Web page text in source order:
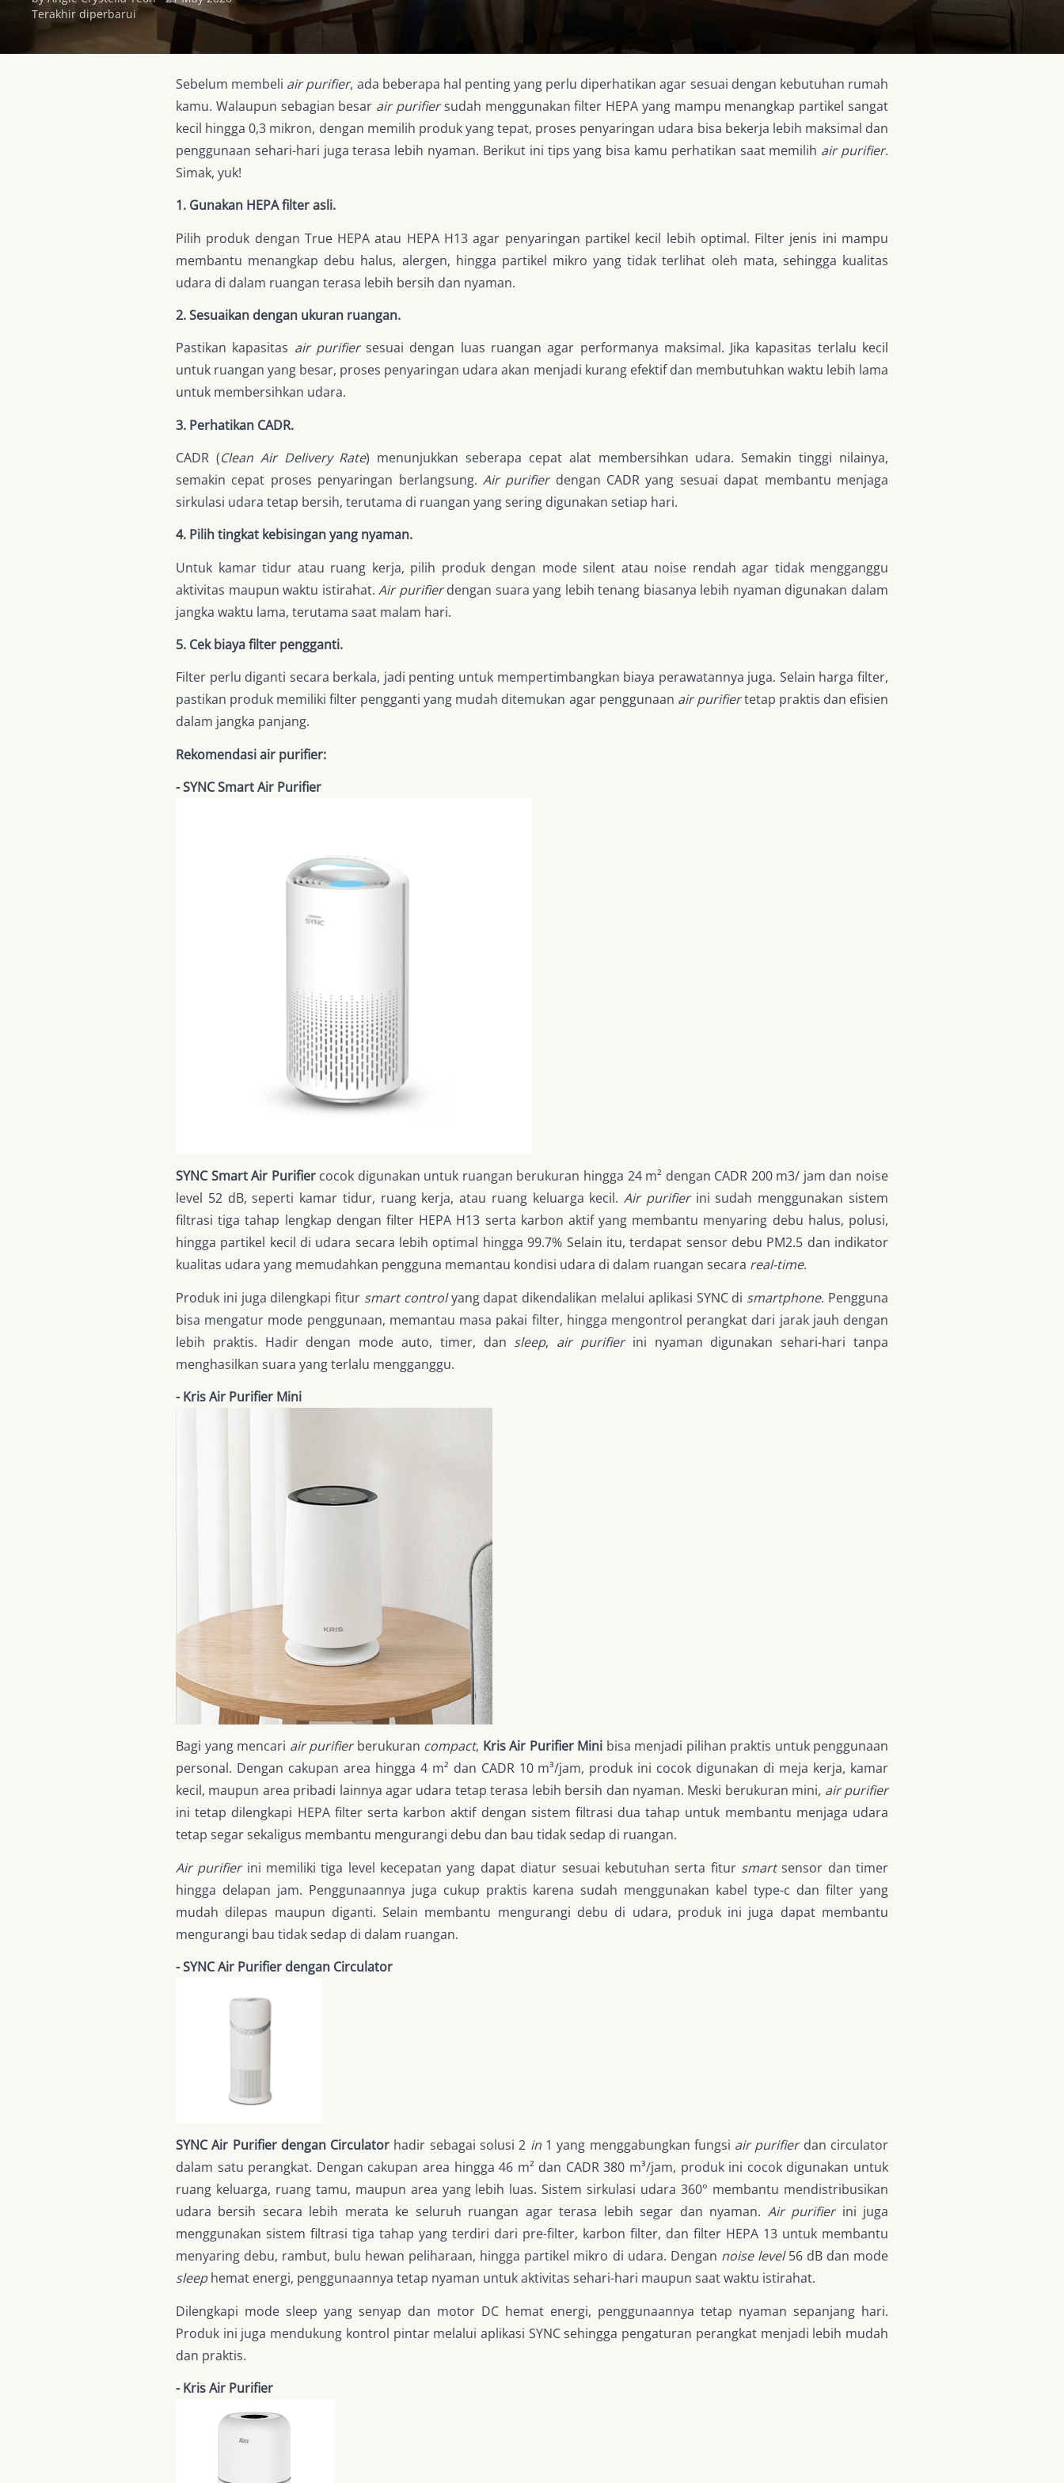
Terakhir diperbarui
Sebelum membeli air purifier, ada beberapa hal penting yang perlu diperhatikan agar sesuai dengan kebutuhan rumah
kamu. Walaupun sebagian besar air purifiersudah menggunakan filter HEPA yang mampu menangkap partikel sangat
kecil hingga 0,3 mikron, dengan memilih produk yang tepat, proses penyaringan udara bisa bekerja lebih maksimal dan
penggunaan sehari-hari juga terasa lebih nyaman. Berikut ini tips yang bisa kamu perhatikan saat memilih air purifier.
Simak, yuk!
1. Gunakan HEPA filter asli.
Pilih produk dengan True HEPA atau HEPA H13 agar penyaringan partikel kecil lebih optimal. Filter jenis ini mampu
membantu menangkap debu halus, alergen, hingga partikel mikro yang tidak terlihat oleh mata, sehingga kualitas
udara di dalam ruangan terasa lebih bersih dan nyaman.
2. Sesuaikan dengan ukuran ruangan.
Pastikan kapasitas air purifiersesuai dengan luas ruangan agar performanya maksimal. Jika kapasitas terlalu kecil
untuk ruangan yang besar, proses penyaringan udara akan menjadi kurang efektif dan membutuhkan waktu lebih lama
untuk membersihkan udara.
3. Perhatikan CADR.
CADR (Clean Air Delivery Rate) menunjukkan seberapa cepat alat membersihkan udara. Semakin tinggi nilainya,
semakin cepat proses penyaringan berlangsung. Air purifierdengan CADR yang sesuai dapat membantu menjaga
sirkulasi udara tetap bersih, terutama di ruangan yang sering digunakan setiap hari.
4. Pilih tingkat kebisingan yang nyaman.
Untuk kamar tidur atau ruang kerja, pilih produk dengan mode silent atau noise rendah agar tidak mengganggu
aktivitas maupun waktu istirahat.Air purifierdengan suara yang lebih tenang biasanya lebih nyaman digunakan dalam
jangka waktu lama, terutama saat malam hari.
5. Cek biaya filter pengganti.
Filter perlu diganti secara berkala, jadi penting untuk mempertimbangkan biaya perawatannya juga. Selain harga filter,
pastikan produk memiliki filter pengganti yang mudah ditemukan agar penggunaan air purifiertetap praktis dan efisien
dalam jangka panjang.
Rekomendasi air purifier:
- SYNC Smart Air Purifier
SYNC Smart Air Purifiercocok digunakan untuk ruangan berukuran hingga 24 m² dengan CADR 200 m3/ jam dan noise
level 52 dB, seperti kamar tidur, ruang kerja, atau ruang keluarga kecil.Air purifierini sudah menggunakan sistem
filtrasi tiga tahap lengkap dengan filter HEPA H13 serta karbon aktif yang membantu menyaring debu halus, polusi,
hingga partikel kecil di udara secara lebih optimal hingga 99.7% Selain itu, terdapat sensor debu PM2.5 dan indikator
kualitas udara yang memudahkan pengguna memantau kondisi udara di dalam ruangan secara real-time.
Produk ini juga dilengkapi fitur smart controlyang dapat dikendalikan melalui aplikasi SYNC di smartphone. Pengguna
bisa mengatur mode penggunaan, memantau masa pakai filter, hingga mengontrol perangkat dari jarak jauh dengan
lebih praktis. Hadir dengan mode auto, timer, dan sleep, air purifierini nyaman digunakan sehari-hari tanpa
menghasilkan suara yang terlalu mengganggu.
- Kris Air Purifier Mini
Bagi yang mencari air purifierberukuran compact, Kris Air Purifier Mini bisa menjadi pilihan praktis untuk penggunaan
personal. Dengan cakupan area hingga 4 m² dan CADR 10 m³/jam, produk ini cocok digunakan di meja kerja, kamar
kecil, maupun area pribadi lainnya agar udara tetap terasa lebih bersih dan nyaman. Meski berukuran mini, air purifier
ini tetap dilengkapi HEPA filter serta karbon aktif dengan sistem filtrasi dua tahap untuk membantu menjaga udara
tetap segar sekaligus membantu mengurangi debu dan bau tidak sedap di ruangan.
Air purifierini memiliki tiga level kecepatan yang dapat diatur sesuai kebutuhan serta fitur smartsensor dan timer
hingga delapan jam. Penggunaannya juga cukup praktis karena sudah menggunakan kabel type-c dan filter yang
mudah dilepas maupun diganti. Selain membantu mengurangi debu di udara, produk ini juga dapat membantu
mengurangi bau tidak sedap di dalam ruangan.
- SYNC Air Purifier dengan Circulator
SYNC Air Purifier dengan Circulator hadir sebagai solusi 2 in 1 yang menggabungkan fungsi air purifierdan circulator
dalam satu perangkat. Dengan cakupan area hingga 46 m² dan CADR 380 m³/jam, produk ini cocok digunakan untuk
ruang keluarga, ruang tamu, maupun area yang lebih luas. Sistem sirkulasi udara 360° membantu mendistribusikan
udara bersih secara lebih merata ke seluruh ruangan agar terasa lebih segar dan nyaman. Air purifier ini juga
menggunakan sistem filtrasi tiga tahap yang terdiri dari pre-filter, karbon filter, dan filter HEPA 13 untuk membantu
menyaring debu, rambut, bulu hewan peliharaan, hingga partikel mikro di udara. Dengan noise level56 dB dan mode
sleephemat energi, penggunaannya tetap nyaman untuk aktivitas sehari-hari maupun saat waktu istirahat.
Dilengkapi mode sleep yang senyap dan motor DC hemat energi, penggunaannya tetap nyaman sepanjang hari.
Produk ini juga mendukung kontrol pintar melalui aplikasi SYNC sehingga pengaturan perangkat menjadi lebih mudah
dan praktis.
- Kris Air Purifier